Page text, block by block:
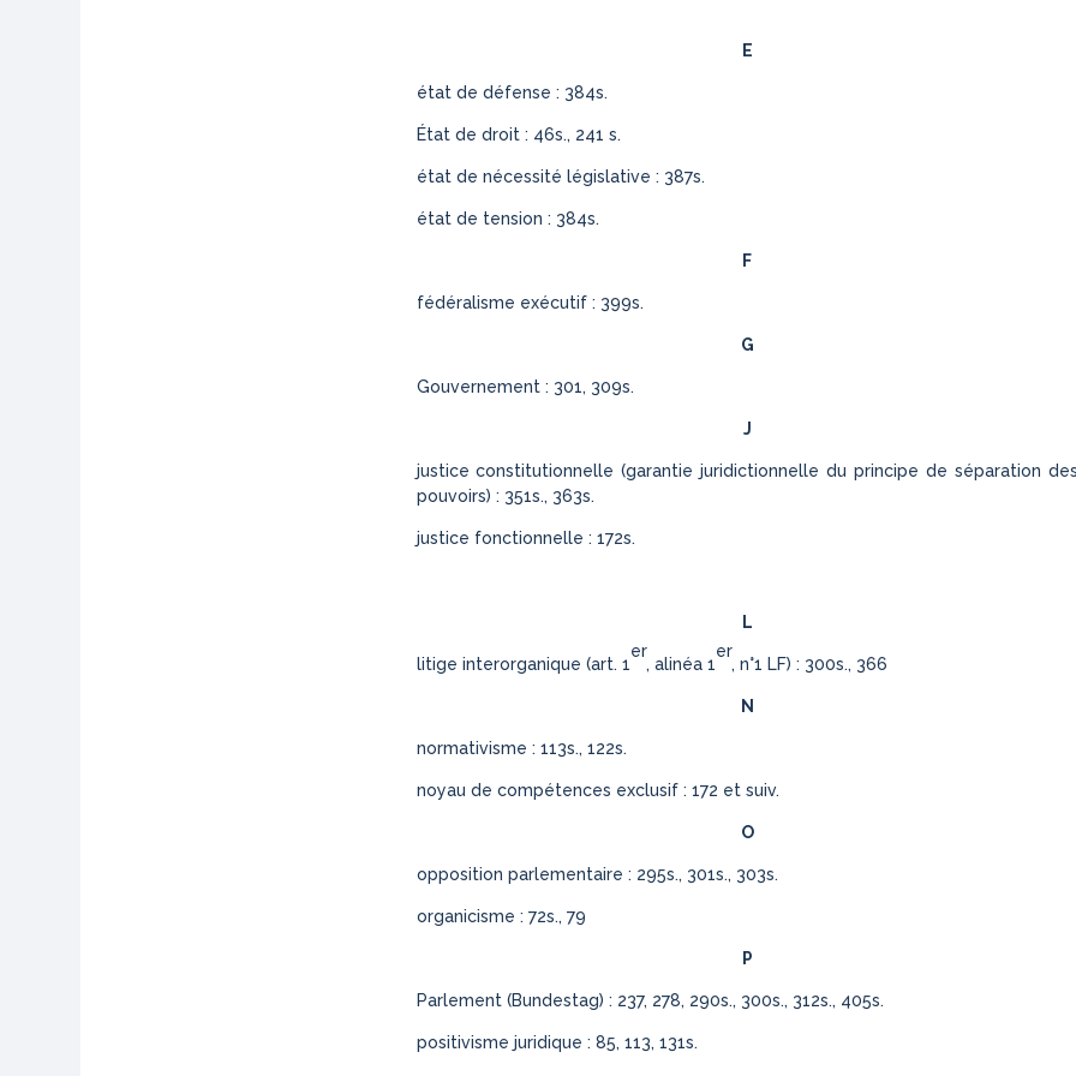
E
état de défense : 384s.
État de droit : 46s., 241 s.
état de nécessité législative : 387s.
état de tension : 384s.
F
fédéralisme exécutif : 399s.
G
Gouvernement : 301, 309s.
J
justice constitutionnelle (garantie juridictionnelle du principe de séparation
pouvoirs) : 351s., 363s.
justice fonctionnelle : 172s.
L
litige interorganique (art. 1
er
, alinéa 1
er
, n°1 LF) : 300s., 366
N
normativisme : 113s., 122s.
noyau de compétences exclusif : 172 et suiv.
O
opposition parlementaire : 295s., 301s., 303s.
organicisme : 72s., 79
P
Parlement (Bundestag) : 237, 278, 290s., 300s., 312s., 405s.
positivisme juridique : 85, 113, 131s.